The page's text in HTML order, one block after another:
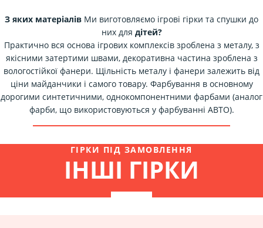
З яких матеріалів Ми виготовляємо ігрові гірки та спушки до
них для дітей?
Практично вся основа ігрових комплексів зроблена з металу, з
якісними затертими швами, декоративна частина зроблена з
вологостійкої фанери. Щільність металу і фанери залежить від
ціни майданчики і самого товару. Фарбування в основному
дорогими синтетичними, однокомпонентними фарбами (аналог
фарби, що використовуються у фарбуванні АВТО).
ГІРКИ ПІД ЗАМОВЛЕННЯ
ІНШІ ГІРКИ